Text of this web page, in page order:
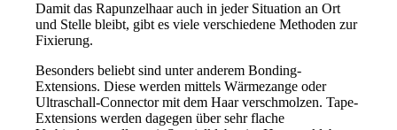
Damit das Rapunzelhaar auch in jeder Situation an Ort
und Stelle bleibt, gibt es viele verschiedene Methoden zur
Fixierung.
Besonders beliebt sind unter anderem Bonding-
Extensions. Diese werden mittels Wärmezange oder
Ultraschall-Connector mit dem Haar verschmolzen. Tape-
Extensions werden dagegen über sehr flache